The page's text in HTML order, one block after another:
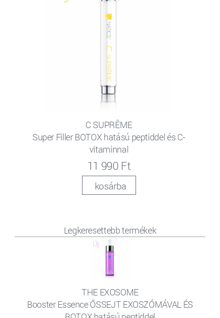
C SUPRÊME
Super Filler BOTOX hatású peptiddel és C-
vitaminnal
11 990 Ft
kosárba
Legkeresettebb termékek
THE EXOSOME
Booster Essence ŐSSEJT EXOSZÓMÁVAL ÉS